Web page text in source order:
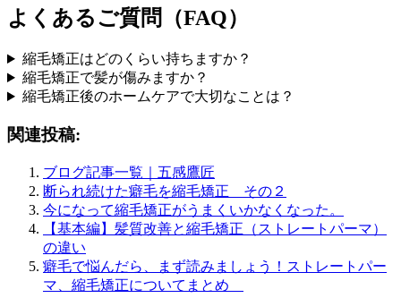
よくあるご質問（FAQ）
縮毛矯正はどのくらい持ちますか？
縮毛矯正で髪が傷みますか？
縮毛矯正後のホームケアで大切なことは？
関連投稿:
ブログ記事一覧｜五感鷹匠
断られ続けた癖毛を縮毛矯正 その２
今になって縮毛矯正がうまくいかなくなった。
【基本編】髪質改善と縮毛矯正（ストレートパーマ）
の違い
癖毛で悩んだら、まず読みましょう！ストレートパー
マ、縮毛矯正についてまとめ